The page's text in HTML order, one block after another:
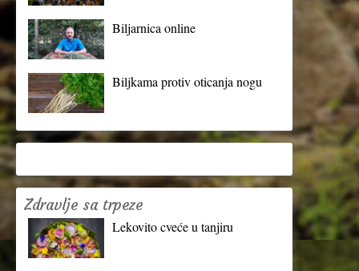
Biljarnica online
Biljkama protiv oticanja nogu
Zdravlje sa trpeze
Lekovito cveće u tanjiru